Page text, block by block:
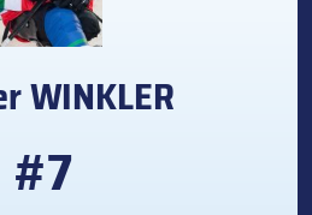
WINKLER
#7